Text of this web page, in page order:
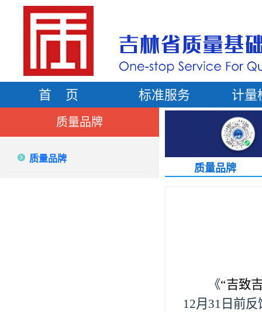
首 页 标准服务 计量
质量品牌
质量品牌
质量品牌
《“吉致
12月 31 日前